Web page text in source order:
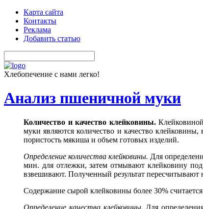
Карта сайта
Контакты
Реклама
Добавить статью
Хлебопечение с нами легко!
Анализ пшеничной муки
Количество и качество клейковины.
муки являются количество и качество клейковины,
пористость мякиша и объем готовых изделий.
Определение количества клейковины. Для
мин. для отлежки, затем отмывают клейковину
взвешивают. Полученный результат пересчитывают
Содержание сырой клейковины более 30%
Определение качества клейковины. Для